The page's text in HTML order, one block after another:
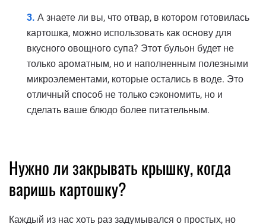
А знаете ли вы, что отвар, в котором готовилась
картошка, можно использовать как основу для
вкусного овощного супа? Этот бульон будет не
только ароматным, но и наполненным полезными
микроэлементами, которые остались в воде. Это
отличный способ не только сэкономить, но и
сделать ваше блюдо более питательным.
Нужно ли закрывать крышку, когда
варишь картошку?
Каждый из нас хоть раз задумывался о простых, но